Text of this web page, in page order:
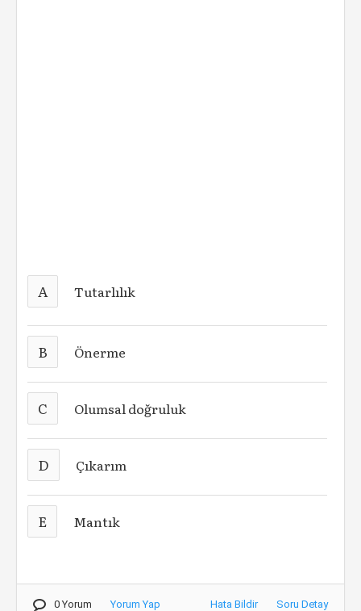
A Tutarlılık
B Önerme
C Olumsal doğruluk
D Çıkarım
E Mantık
0 Yorum Yorum Yap Hata Bildir Soru Detay